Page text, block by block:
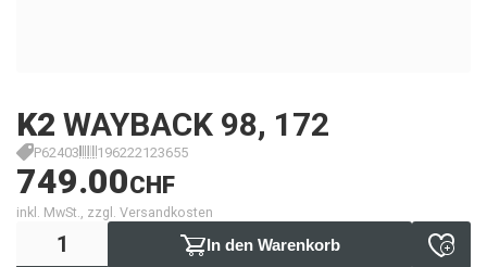
K2 WAYBACK 98, 172
P62403 196222123655
749.00CHF
inkl. MwSt., zzgl. Versandkosten
In den Warenkorb